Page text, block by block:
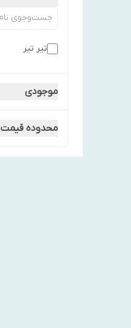
تير تير
موجودی
محدوده قیمت